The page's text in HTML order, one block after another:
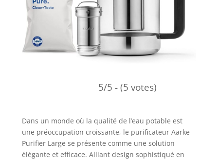
5/5 - (5 votes)
Dans un monde où la qualité de l’eau potable est
une préoccupation croissante, le purificateur Aarke
Purifier Large se présente comme une solution
élégante et efficace. Alliant design sophistiqué en